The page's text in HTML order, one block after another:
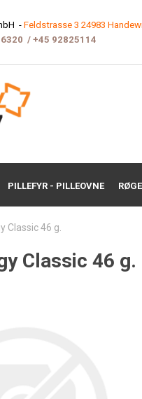
- Feldstrasse 3 24983
/ +45 9282511 4
PILLEFYR - PILLEOVNE
Classic 46 g.
Classic 46 g.